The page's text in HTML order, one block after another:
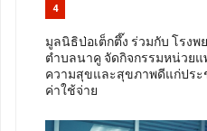
4
มูลนิธิป่อเต็กตึ๊ง ร่วมกับ โรง
ตำบลนาคู จัดกิจกรรมหน่วย
ความสุขและสุขภาพดีแก่ปร
ค่าใช้จ่าย